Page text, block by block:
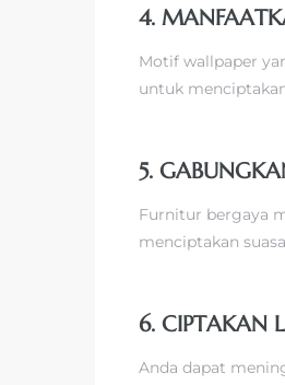
4.
Motif wallpaper
untuk
5.
Furnitur bergaya
menciptakan
6. CIPTAKAN
Anda dapat